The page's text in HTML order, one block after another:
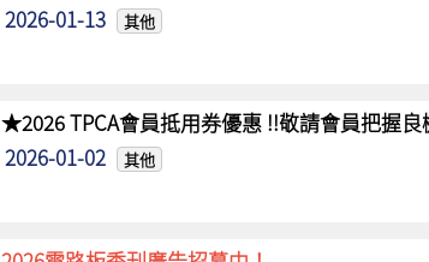
2026-01-13
其他
★2026 TPCA會員抵用券優惠 !!敬請會員把握
2026-01-02
其他